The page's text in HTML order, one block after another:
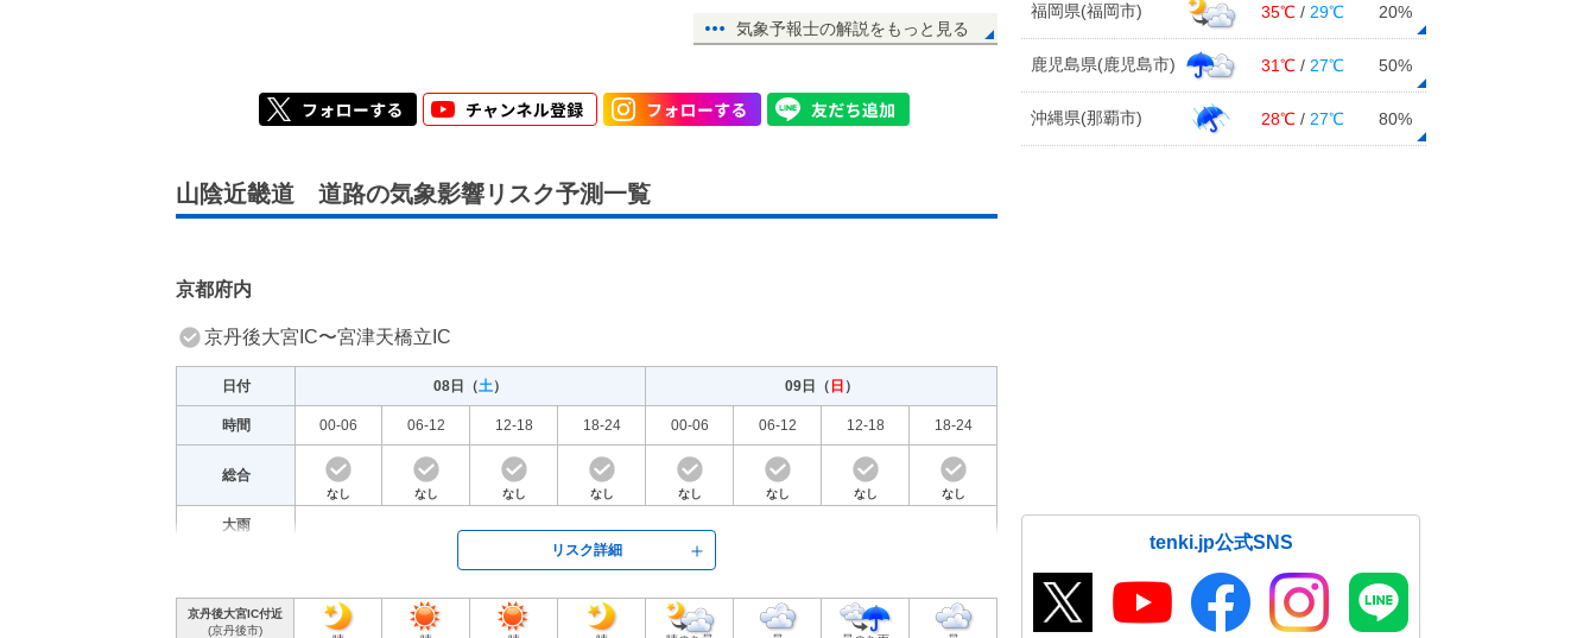
気象予報士の解説をもっと見る
山陰近畿道 道路の気象影響リスク予測一覧
京都府内
京丹後大宮IC〜宮津天橋立IC
リスク詳細
日付 08日（土） 09日（ 日 ）
時間 00-06 06-12 12-18 18-24 00-06 06-12 12-18 18-24
総合
なし なし なし なし なし なし なし なし
大雨
強風
京丹後大宮IC付近
(京丹後市)
福岡県(福岡市) 35℃ / 29℃ 20%
鹿児島県(鹿児島市) 31℃ / 27℃ 50%
沖縄県(那覇市) 28℃ / 27℃ 80%
tenki.jp公式SNS